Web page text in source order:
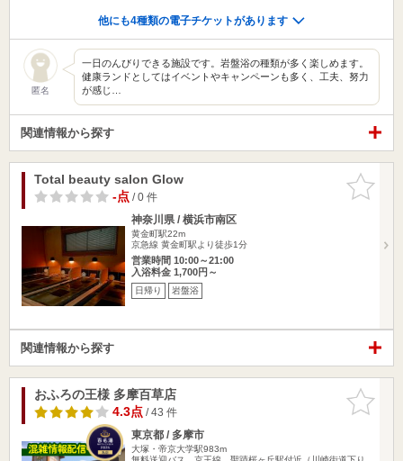
他にも4種類の電子チケットがあります
匿名
一日のんびりできる施設です。岩盤浴の種類が多く楽しめます。
健康ランドとしてはイベントやキャンペーンも多く、工夫、努力
が感じ…
関連情報から探す
お気に入
りに追加
Total beauty salon Glow
-点/ 0 件
神奈川県 / 横浜市南区
黄金町駅22m
京急線 黄金町駅より徒歩1分
営業時間 10:00～21:00
入浴料金 1,700円～
日帰り 岩盤浴
関連情報から探す
お気に入
りに追加
おふろの王様 多摩百草店
4.3点/ 43 件
東京都 / 多摩市
大塚・帝京大学駅983m